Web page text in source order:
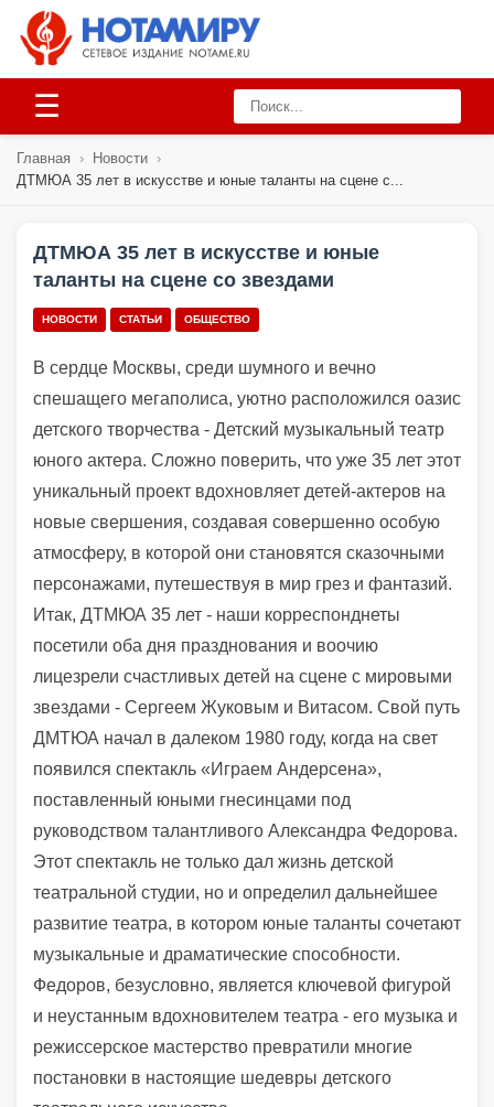
☰
Главная › Новости ›
ДТМЮА 35 лет в искусстве и юные таланты на сцене с...
ДТМЮА 35 лет в искусстве и юные
таланты на сцене со звездами
НОВОСТИ СТАТЬИ ОБЩЕСТВО
В сердце Москвы, среди шумного и вечно
спешащего мегаполиса, уютно расположился оазис
детского творчества - Детский музыкальный театр
юного актера. Сложно поверить, что уже 35 лет этот
уникальный проект вдохновляет детей-актеров на
новые свершения, создавая совершенно особую
атмосферу, в которой они становятся сказочными
персонажами, путешествуя в мир грез и фантазий.
Итак, ДТМЮА 35 лет - наши корреспонднеты
посетили оба дня празднования и воочию
лицезрели счастливых детей на сцене с мировыми
звездами - Сергеем Жуковым и Витасом. Свой путь
ДМТЮА начал в далеком 1980 году, когда на свет
появился спектакль «Играем Андерсена»,
поставленный юными гнесинцами под
руководством талантливого Александра Федорова.
Этот спектакль не только дал жизнь детской
театральной студии, но и определил дальнейшее
развитие театра, в котором юные таланты сочетают
музыкальные и драматические способности.
Федоров, безусловно, является ключевой фигурой
и неустанным вдохновителем театра - его музыка и
режиссерское мастерство превратили многие
постановки в настоящие шедевры детского